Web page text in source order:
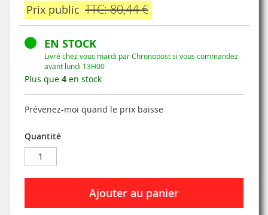
Prix public TTC: 80,44 €
EN STOCK
Livré chez vous mardi par Chronopost si vous commandez
avant lundi 13H00
Plus que 4 en stock
Prévenez-moi quand le prix baisse
Quantité
Ajouter au panier